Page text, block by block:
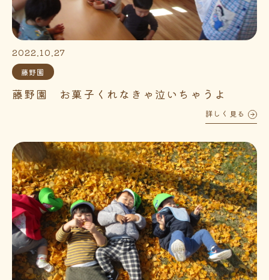
2022.10.27
藤野園
藤野園 お菓子くれなきゃ泣いちゃうよ
詳しく見る